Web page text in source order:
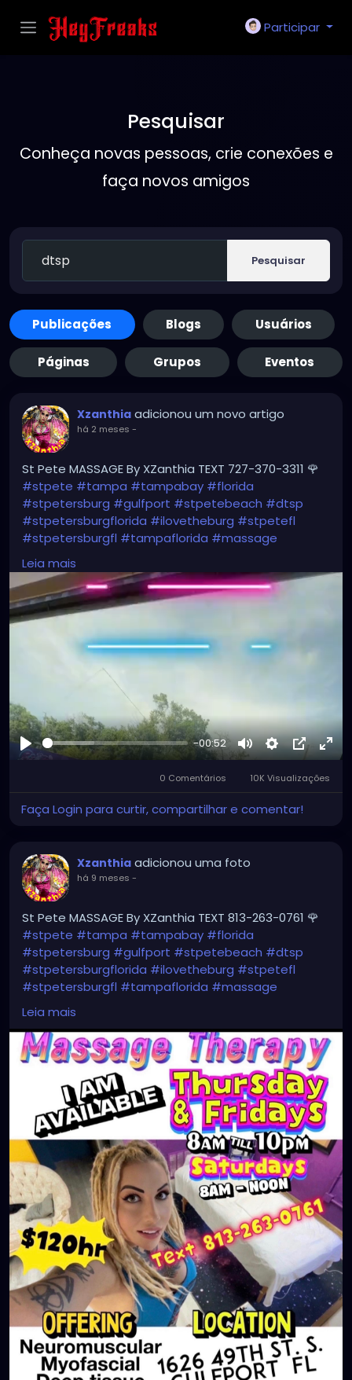
Participar
Pesquisar
Conheça novas pessoas, crie conexões e
faça novos amigos
Pesquisar
Publicações Blogs Usuários
Páginas Grupos Eventos
Xzanthia adicionou um novo artigo
há 2 meses -
St Pete MASSAGE By XZanthia TEXT 727-370-3311 🌹
#stpete #tampa #tampabay #florida
#stpetersburg #gulfport #stpetebeach #dtsp
#stpetersburgflorida #ilovetheburg #stpetefl
#stpetersburgfl #tampaflorida #massage
#massagetherapy
#clearwaterbeach#sarasota
#downtownstpete
#igersstpete#Pinellascounty
#ilovestpete
#massageTherapist#instaburg#brandon
#Clearwater
Leia mais
Reproduzir
-00:52
MuteSettingsPicture-
in-
0 Comentários 10K Visualizações
Faça Login para curtir, compartilhar e comentar!
Xzanthia adicionou uma foto
há 9 meses -
St Pete MASSAGE By XZanthia TEXT 813-263-0761 🌹
#stpete #tampa #tampabay #florida
#stpetersburg #gulfport #stpetebeach #dtsp
#stpetersburgflorida #ilovetheburg #stpetefl
#stpetersburgfl #tampaflorida #massage
#massagetherapy
#clearwaterbeach#sarasota#tampafl
#downtownstpete#southtampa#neuromuscular
#igersstpete #Pinellascounty#ilovestpete
#massageTherapist#instaburg#brandon
#palmharbor #Clearwater
Leia mais